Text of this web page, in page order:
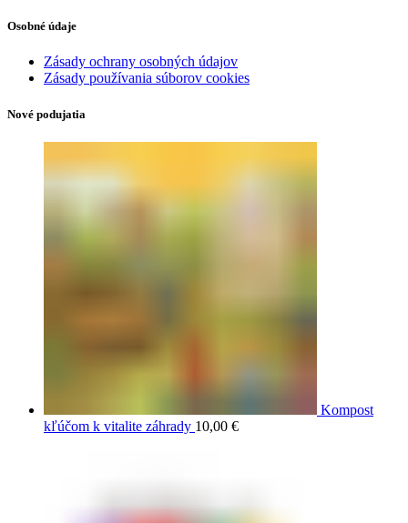
Osobné údaje
Zásady ochrany osobných údajov
Zásady používania súborov cookies
Nové podujatia
Kompost
kľúčom k vitalite záhrady 10,00 €